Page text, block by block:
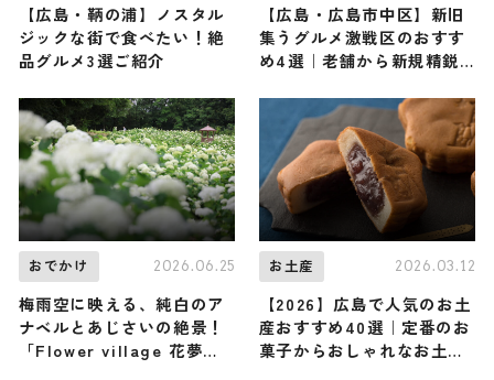
【広島・鞆の浦】ノスタル
ジックな街で食べたい！絶
品グルメ3選ご紹介
【広島・広島市中区】新旧
集うグルメ激戦区のおすす
め4選｜老舗から新規精鋭
おでかけ 2026.06.25
梅雨空に映える、純白のア
ナベルとあじさいの絶景！
「Flower village 花夢の
お土産 2026.03.12
【2026】広島で人気のお土
産おすすめ40選｜定番のお
菓子からおしゃれなお土